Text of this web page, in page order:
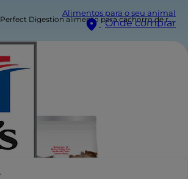
Alimentos para o seu animal
Onde comprar
Perfect Digestion alimento para cachorro de raça pequena e mini